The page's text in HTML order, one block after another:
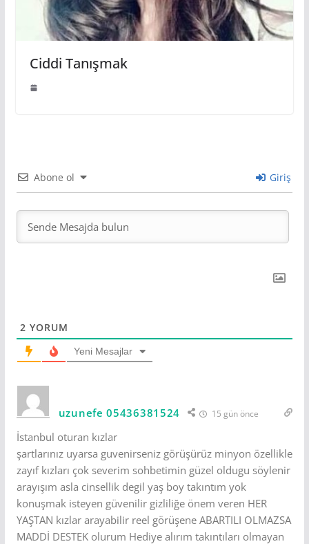
Ciddi Tanışmak
Abone ol Giriş
2 YORUM
Yeni Mesajlar
uzunefe 05436381524 15 gün önce
İstanbul oturan kızlar
şartlarınız uyarsa guvenirseniz görüşürüz minyon özellikle
zayıf kızları çok severim sohbetimin güzel oldugu söylenir
arayışım asla cinsellik degil yaş boy takıntım yok
konuşmak isteyen güvenilir gizliliğe önem veren HER
YAŞTAN kızlar arayabilir reel görüşene ABARTILI OLMAZSA
MADDİ DESTEK olurum Hediye alırım takıntıları olmayan